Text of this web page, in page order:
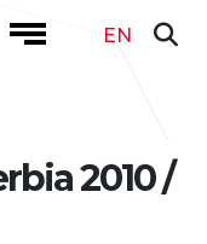
EN
2010 /